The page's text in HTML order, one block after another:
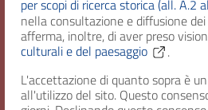
per scopi di ricerca storica (all. A.2
nella consultazione e diffusione
afferma, inoltre, di aver preso
culturali e del paesaggio
.
L'accettazione di quanto sopra è
all'utilizzo del sito. Questo
VI.3 - Feste nazionali,
Celebrazione funerali cav.
delegato della Banca di Legnano
Estr. Cronologici: 1922
Segnatura: c. 12380 b. 430 f.